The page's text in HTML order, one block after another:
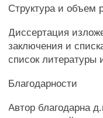
Структура и объем
Диссертация
заключения и
список литературы
Благодарности
Автор благодарна